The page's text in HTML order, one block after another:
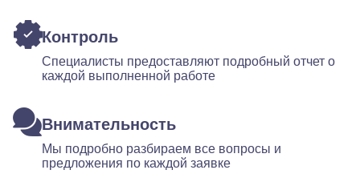
Контроль
Специалисты предоставляют подробный отчет о
каждой выполненной работе
Внимательность
Мы подробно разбираем все вопросы и
предложения по каждой заявке